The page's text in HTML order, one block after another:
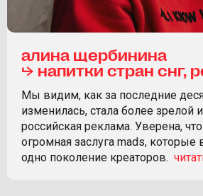
алина щербинина
⮡ напитки стран снг,
Мы видим, как за последние
изменилась, стала более зрелой
российская реклама. Уверена,
огромная заслуга mads, которые
одно поколение креаторов.